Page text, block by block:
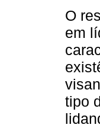
O
em
tipo